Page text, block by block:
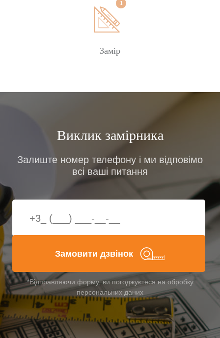
Замір
Виклик замірника
Залиште номер телефону і ми відповімо
всі ваші питання
Замовити дзвінок
*Відправляючи форму, ви погоджуєтеся на обробку
персональних даних